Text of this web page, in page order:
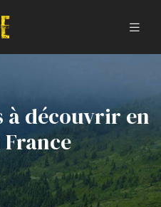
à découvrir en